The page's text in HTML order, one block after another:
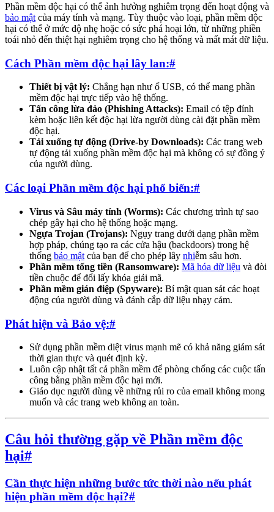
Phần mềm độc hại có thể ảnh hưởng nghiêm trọng đến hoạt động và
bảo mật của máy tính và mạng. Tùy thuộc vào loại, phần mềm độc
hại có thể ở mức độ nhẹ hoặc có sức phá hoại lớn, từ những phiền
toái nhỏ đến thiệt hại nghiêm trọng cho hệ thống và mất mát dữ liệu.
Cách Phần mềm độc hại lây lan:#
Thiết bị vật lý: Chẳng hạn như ổ USB, có thể mang phần
mềm độc hại trực tiếp vào hệ thống.
Tấn công lừa đảo (Phishing Attacks): Email có tệp đính
kèm hoặc liên kết độc hại lừa người dùng cài đặt phần mềm
độc hại.
Tải xuống tự động (Drive-by Downloads): Các trang web
tự động tải xuống phần mềm độc hại mà không có sự đồng ý
của người dùng.
Các loại Phần mềm độc hại phổ biến:#
Virus và Sâu máy tính (Worms): Các chương trình tự sao
chép gây hại cho hệ thống hoặc mạng.
Ngựa Trojan (Trojans): Ngụy trang dưới dạng phần mềm
hợp pháp, chúng tạo ra các cửa hậu (backdoors) trong hệ
thống bảo mật của bạn để cho phép lây nhiễm sâu hơn.
Phần mềm tống tiền (Ransomware): Mã hóa dữ liệu và đòi
tiền chuộc để đổi lấy khóa giải mã.
Phần mềm gián điệp (Spyware): Bí mật quan sát các hoạt
động của người dùng và đánh cắp dữ liệu nhạy cảm.
Phát hiện và Bảo vệ:#
Sử dụng phần mềm diệt virus mạnh mẽ có khả năng giám sát
thời gian thực và quét định kỳ.
Luôn cập nhật tất cả phần mềm để phòng chống các cuộc tấn
công bằng phần mềm độc hại mới.
Giáo dục người dùng về những rủi ro của email không mong
muốn và các trang web không an toàn.
Câu hỏi thường gặp về Phần mềm độc
hại#
Cần thực hiện những bước tức thời nào nếu phát
hiện phần mềm độc hại?#